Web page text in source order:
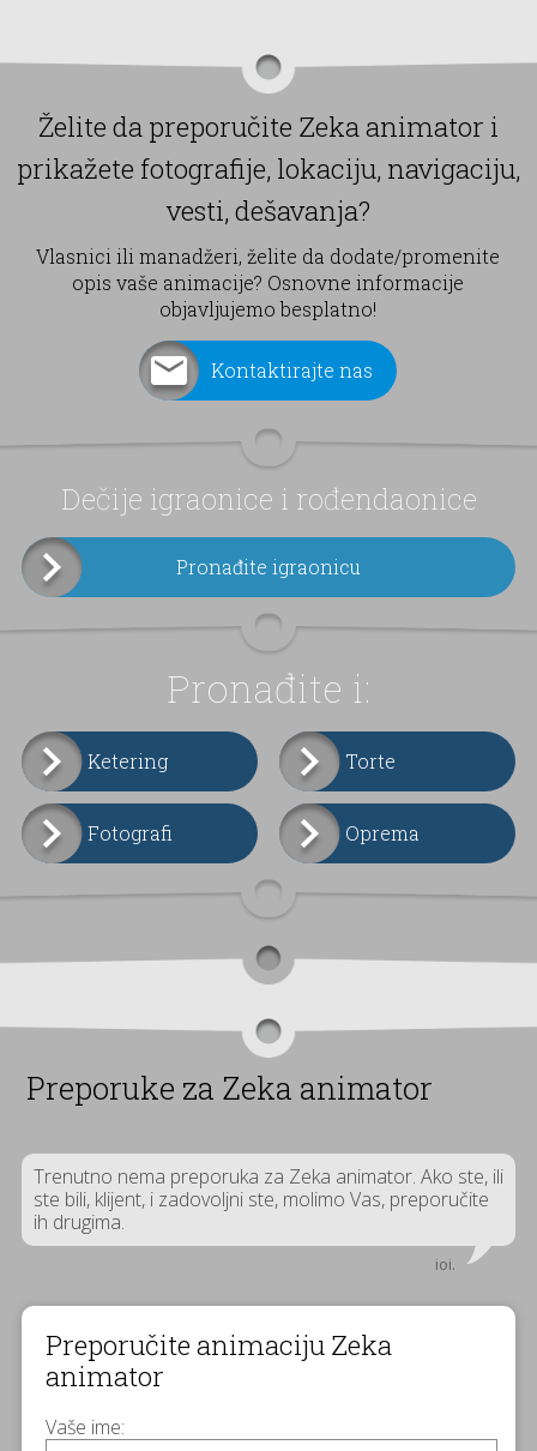
Želite da preporučite Zeka animator i
prikažete fotografije, lokaciju, navigaciju,
vesti, dešavanja?
Vlasnici ili manadžeri, želite da dodate/promenite
opis vaše animacije? Osnovne informacije
objavljujemo besplatno!
Kontaktirajte nas
Dečije igraonice i rođendaonice
Pronađite igraonicu
Pronađite i:
Ketering Torte
Fotografi Oprema
Preporuke za Zeka animator
Trenutno nema preporuka za Zeka animator. Ako ste, ili
ste bili, klijent, i zadovoljni ste, molimo Vas, preporučite
ih drugima.
ioi.
Preporučite animaciju Zeka
animator
Vaše ime: